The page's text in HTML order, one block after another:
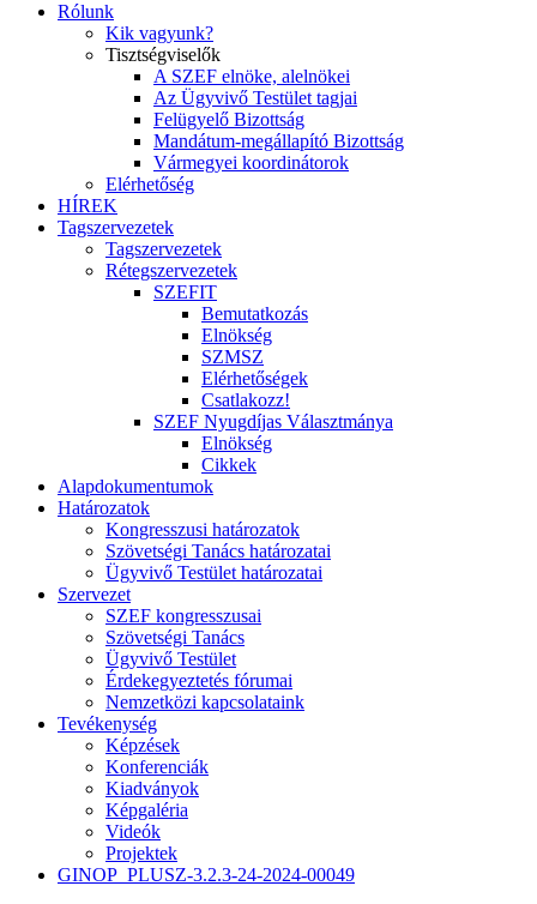
Rólunk
Kik vagyunk?
Tisztségviselők
A SZEF elnöke, alelnökei
Az Ügyvivő Testület tagjai
Felügyelő Bizottság
Mandátum-megállapító Bizottság
Vármegyei koordinátorok
Elérhetőség
HÍREK
Tagszervezetek
Tagszervezetek
Rétegszervezetek
SZEFIT
Bemutatkozás
Elnökség
SZMSZ
Elérhetőségek
Csatlakozz!
SZEF Nyugdíjas Választmánya
Elnökség
Cikkek
Alapdokumentumok
Határozatok
Kongresszusi határozatok
Szövetségi Tanács határozatai
Ügyvivő Testület határozatai
Szervezet
SZEF kongresszusai
Szövetségi Tanács
Ügyvivő Testület
Érdekegyeztetés fórumai
Nemzetközi kapcsolataink
Tevékenység
Képzések
Konferenciák
Kiadványok
Képgaléria
Videók
Projektek
GINOP_PLUSZ-3.2.3-24-2024-00049